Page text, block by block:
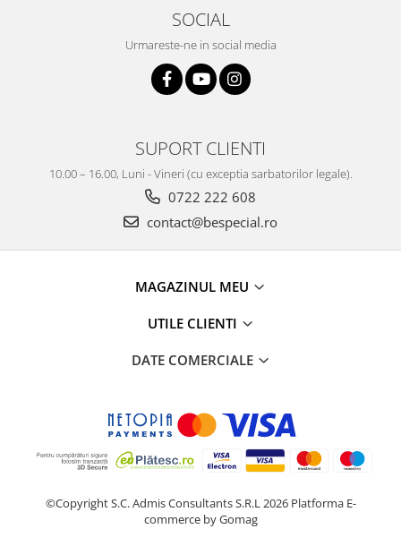
SOCIAL
Urmareste-ne in social media
SUPORT CLIENTI
10.00 – 16.00, Luni - Vineri (cu exceptia sarbatorilor legale).
0722 222 608
contact@bespecial.ro
MAGAZINUL MEU
UTILE CLIENTI
DATE COMERCIALE
©Copyright S.C. Admis Consultants S.R.L 2026 Platforma E-
commerce by Gomag